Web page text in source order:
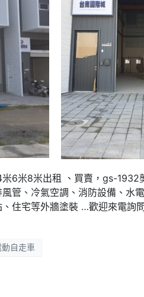
6米8米出租 、買賣，gs-1932
管、冷氣空調、消防設備、水
、住宅等外牆塗裝 …歡迎來電
動自走車